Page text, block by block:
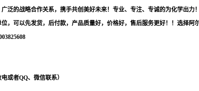
泛的战略合作关系，携手共创美好未来！专业、专注、专诚的为化学出力！
，可以先发货，后付款，产品质量好，价格好，售后服务更好！！选择阿
电或者QQ、微信联系）